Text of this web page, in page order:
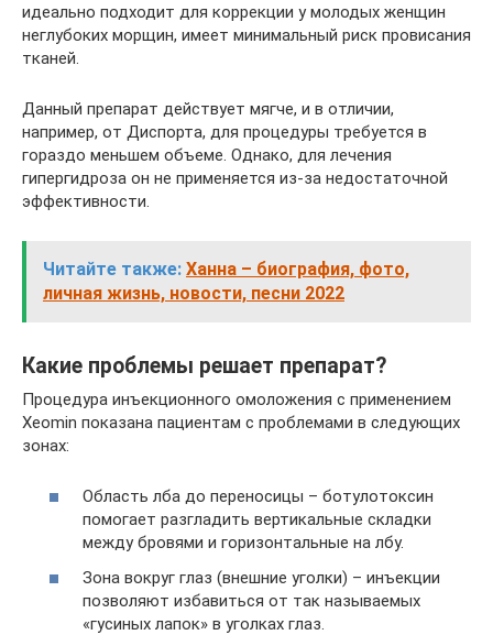
идеально подходит для коррекции у молодых женщин
неглубоких морщин, имеет минимальный риск провисания
тканей.
Данный препарат действует мягче, и в отличии,
например, от Диспорта, для процедуры требуется в
гораздо меньшем объеме. Однако, для лечения
гипергидроза он не применяется из-за недостаточной
эффективности.
Читайте также: Ханна – биография, фото,
личная жизнь, новости, песни 2022
Какие проблемы решает препарат?
Процедура инъекционного омоложения с применением
Xeomin показана пациентам с проблемами в следующих
зонах:
Область лба до переносицы – ботулотоксин
помогает разгладить вертикальные складки
между бровями и горизонтальные на лбу.
Зона вокруг глаз (внешние уголки) – инъекции
позволяют избавиться от так называемых
«гусиных лапок» в уголках глаз.